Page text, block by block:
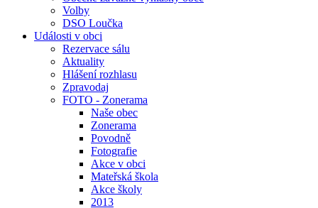
Volby
DSO Loučka
Události v obci
Rezervace sálu
Aktuality
Hlášení rozhlasu
Zpravodaj
FOTO - Zonerama
Naše obec
Zonerama
Povodně
Fotografie
Akce v obci
Mateřská škola
Akce školy
2013